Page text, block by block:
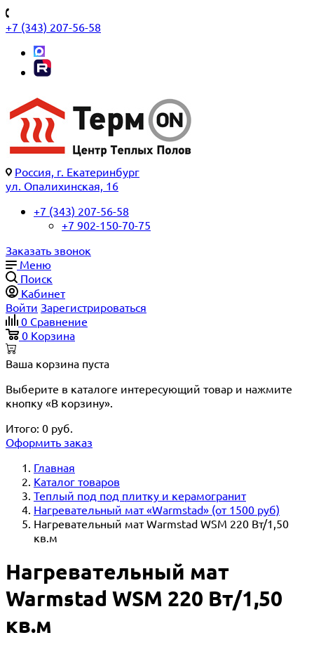
+7 (343) 207-56-58
Россия, г. Екатеринбург
ул. Опалихинская, 16
+7 (343) 207-56-58
+7 902-150-70-75
Заказать звонок
Меню
Поиск
Кабинет
Войти Зарегистрироваться
0 Сравнение
0 Корзина
Ваша корзина пуста
Выберите в каталоге интересующий товар и нажмите
кнопку «В корзину».
Итого: 0 руб.
Оформить заказ
Главная
Каталог товаров
Теплый под под плитку и керамогранит
Нагревательный мат «Warmstad» (от 1500 руб)
Нагревательный мат Warmstad WSM 220 Вт/1,50
кв.м
Нагревательный мат
Warmstad WSM 220 Вт/1,50
кв.м